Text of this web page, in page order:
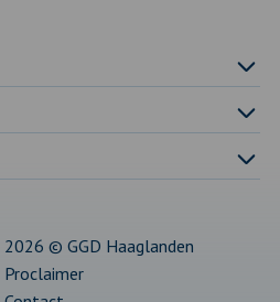
pagina
in
een
nieuw
pagina
in
een
nieuw
pagina
in
een
nieuw
pagina
in
een
nieuw
2026 © GGD Haaglanden
Proclaimer